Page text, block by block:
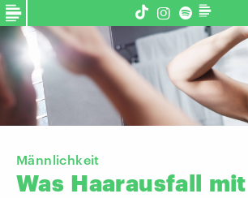
Männlichkeit
Was Haarausfall mit